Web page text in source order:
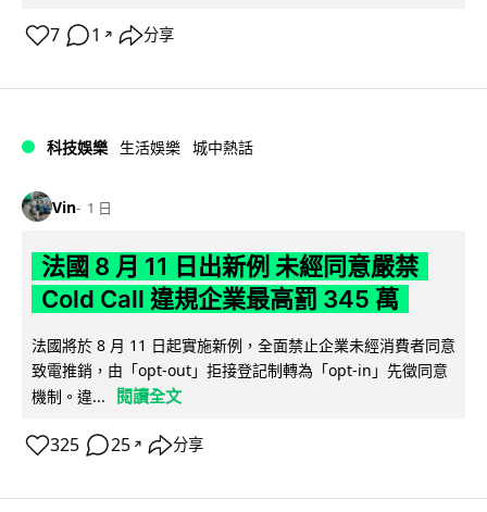
7 1 ↗ 分享
科技娛樂 生活娛樂 城中熱話
Vin 1 日
法國 8 月 11 日出新例 未經同意嚴禁
Cold Call 違規企業最高罰 345 萬
法國將於 8 月 11 日起實施新例，全面禁止企業未經消費者同意
致電推銷，由「opt-out」拒接登記制轉為「opt-in」先徵同意
機制。違...
閱讀全文
325 25 ↗ 分享